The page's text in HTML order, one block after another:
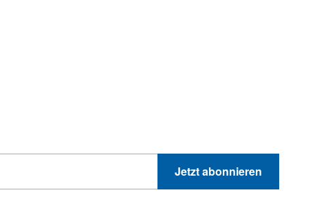
Jetzt abonnieren